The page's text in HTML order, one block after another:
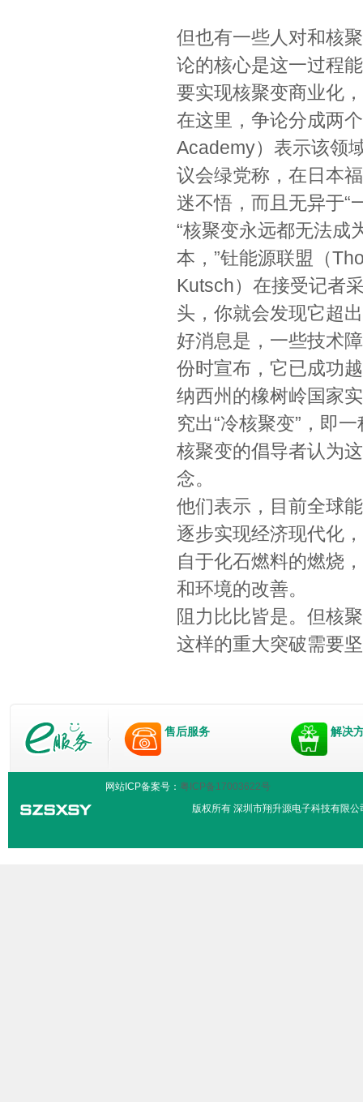
但也有一些人对和核
论的核心是这一过程
要实现核聚变商业化
在这里，争论分成两
Academy）表示该领
议会绿党称，在日本
迷不悟，而且无异于“
“核聚变永远都无法成
本，”钍能源联盟（
Kutsch）在接受记者
头，你就会发现它超
好消息是，一些技术
份时宣布，它已成功
纳西州的橡树岭国家
究出“冷核聚变”，即
核聚变的倡导者认为
念。
他们表示，目前全球
逐步实现经济现代化
自于化石燃料的燃烧
和环境的改善。
阻力比比皆是。但核
这样的重大突破需要
售后服务 解决
网站ICP备案号： 粤ICP备17003622号
版权所有 深圳市翔升源电子科技有限